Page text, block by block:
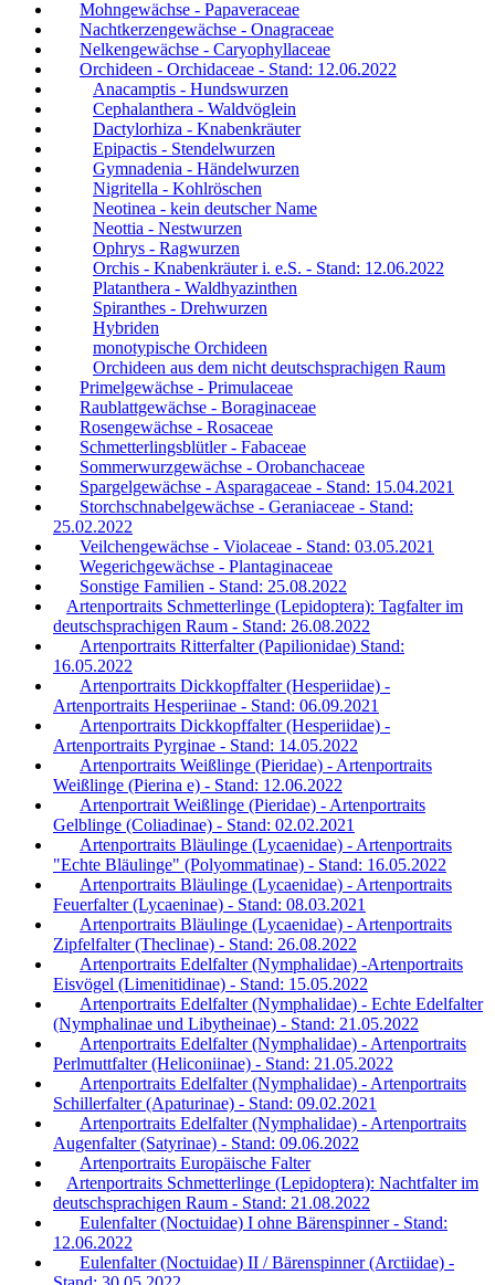
Mohngewächse - Papaveraceae
Nachtkerzengewächse - Onagraceae
Nelkengewächse - Caryophyllaceae
Orchideen - Orchidaceae - Stand: 12.06.2022
Anacamptis - Hundswurzen
Cephalanthera - Waldvöglein
Dactylorhiza - Knabenkräuter
Epipactis - Stendelwurzen
Gymnadenia - Händelwurzen
Nigritella - Kohlröschen
Neotinea - kein deutscher Name
Neottia - Nestwurzen
Ophrys - Ragwurzen
Orchis - Knabenkräuter i. e.S. - Stand: 12.06.2022
Platanthera - Waldhyazinthen
Spiranthes - Drehwurzen
Hybriden
monotypische Orchideen
Orchideen aus dem nicht deutschsprachigen Raum
Primelgewächse - Primulaceae
Raublattgewächse - Boraginaceae
Rosengewächse - Rosaceae
Schmetterlingsblütler - Fabaceae
Sommerwurzgewächse - Orobanchaceae
Spargelgewächse - Asparagaceae - Stand: 15.04.2021
Storchschnabelgewächse - Geraniaceae - Stand:
25.02.2022
Veilchengewächse - Violaceae - Stand: 03.05.2021
Wegerichgewächse - Plantaginaceae
Sonstige Familien - Stand: 25.08.2022
Artenportraits Schmetterlinge (Lepidoptera): Tagfalter im
deutschsprachigen Raum - Stand: 26.08.2022
Artenportraits Ritterfalter (Papilionidae) Stand:
16.05.2022
Artenportraits Dickkopffalter (Hesperiidae) -
Artenportraits Hesperiinae - Stand: 06.09.2021
Artenportraits Dickkopffalter (Hesperiidae) -
Artenportraits Pyrginae - Stand: 14.05.2022
Artenportraits Weißlinge (Pieridae) - Artenportraits
Weißlinge (Pierina e) - Stand: 12.06.2022
Artenportrait Weißlinge (Pieridae) - Artenportraits
Gelblinge (Coliadinae) - Stand: 02.02.2021
Artenportraits Bläulinge (Lycaenidae) - Artenportraits
"Echte Bläulinge" (Polyommatinae) - Stand: 16.05.2022
Artenportraits Bläulinge (Lycaenidae) - Artenportraits
Feuerfalter (Lycaeninae) - Stand: 08.03.2021
Artenportraits Bläulinge (Lycaenidae) - Artenportraits
Zipfelfalter (Theclinae) - Stand: 26.08.2022
Artenportraits Edelfalter (Nymphalidae) -Artenportraits
Eisvögel (Limenitidinae) - Stand: 15.05.2022
Artenportraits Edelfalter (Nymphalidae) - Echte Edelfalter
(Nymphalinae und Libytheinae) - Stand: 21.05.2022
Artenportraits Edelfalter (Nymphalidae) - Artenportraits
Perlmuttfalter (Heliconiinae) - Stand: 21.05.2022
Artenportraits Edelfalter (Nymphalidae) - Artenportraits
Schillerfalter (Apaturinae) - Stand: 09.02.2021
Artenportraits Edelfalter (Nymphalidae) - Artenportraits
Augenfalter (Satyrinae) - Stand: 09.06.2022
Artenportraits Europäische Falter
Artenportraits Schmetterlinge (Lepidoptera): Nachtfalter im
deutschsprachigen Raum - Stand: 21.08.2022
Eulenfalter (Noctuidae) I ohne Bärenspinner - Stand:
12.06.2022
Eulenfalter (Noctuidae) II / Bärenspinner (Arctiidae) -